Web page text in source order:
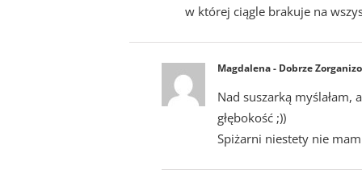
w której ciągle brakuje na
Magdalena - Dobrze
Nad suszarką myślałam,
głębokość ;))
Spiżarni niestety nie